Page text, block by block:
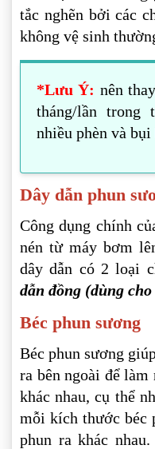
tắc nghẽn bởi các
không vệ sinh
*Lưu Ý: nên
tháng/lần trong
nhiều phèn và bụi
Dây dẫn phun
Công dụng chính
nén từ máy bơm
dây dẫn có 2 loại
dẫn đồng (dùng
Béc phun sương
Béc phun sương
ra bên ngoài để
khác nhau, cụ thể
mỗi kích thước béc
phun ra khác